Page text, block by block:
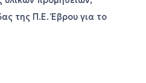
της Π.Ε. Έβρου για το